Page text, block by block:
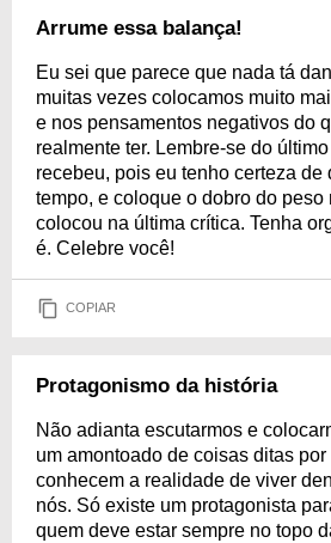
Arrume essa balança!
Eu sei que parece que nada tá
muitas vezes colocamos muito
e nos pensamentos negativos do
realmente ter. Lembre-se do
recebeu, pois eu tenho certeza de
tempo, e coloque o dobro do
colocou na última crítica. Tenha
é. Celebre você!
COPIAR
Protagonismo da história
Não adianta escutarmos e
um amontoado de coisas ditas
conhecem a realidade de viver
nós. Só existe um protagonista
quem deve estar sempre no topo